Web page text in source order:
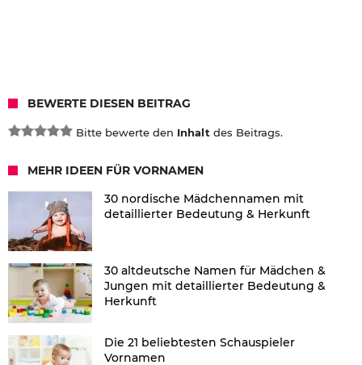
BEWERTE DIESEN BEITRAG
Bitte bewerte den Inhalt des Beitrags.
MEHR IDEEN FÜR VORNAMEN
30 nordische Mädchennamen mit
detaillierter Bedeutung & Herkunft
30 altdeutsche Namen für Mädchen &
Jungen mit detaillierter Bedeutung &
Herkunft
Die 21 beliebtesten Schauspieler
Vornamen